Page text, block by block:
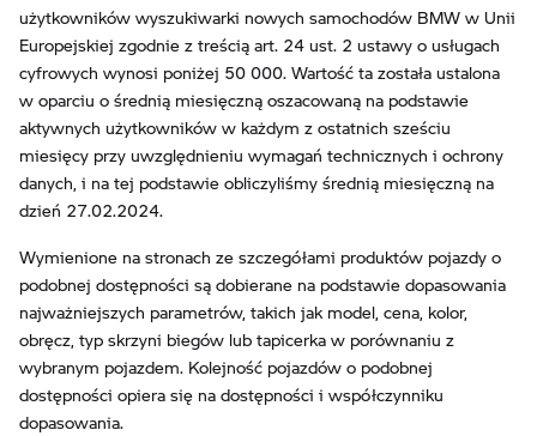
użytkowników wyszukiwarki nowych samochodów BMW w Unii
Europejskiej zgodnie z treścią art. 24 ust. 2 ustawy o usługach
cyfrowych wynosi poniżej 50 000. Wartość ta została ustalona
w oparciu o średnią miesięczną oszacowaną na podstawie
aktywnych użytkowników w każdym z ostatnich sześciu
miesięcy przy uwzględnieniu wymagań technicznych i ochrony
danych, i na tej podstawie obliczyliśmy średnią miesięczną na
dzień 27.02.2024.
Wymienione na stronach ze szczegółami produktów pojazdy o
podobnej dostępności są dobierane na podstawie dopasowania
najważniejszych parametrów, takich jak model, cena, kolor,
obręcz, typ skrzyni biegów lub tapicerka w porównaniu z
wybranym pojazdem. Kolejność pojazdów o podobnej
dostępności opiera się na dostępności i współczynniku
dopasowania.